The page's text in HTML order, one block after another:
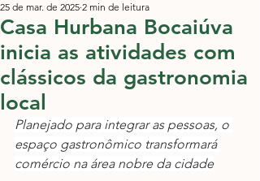
Casa Hurbana Bocaiúva
inicia as atividades com
clássicos da gastronomia
local
25 de mar. de 2025 2 min de leitura
Planejado para integrar as pessoas, o
espaço gastronômico transformará
comércio na área nobre da cidade